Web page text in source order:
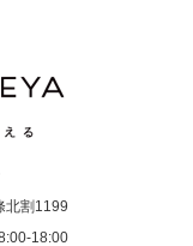
北割1199
18:00